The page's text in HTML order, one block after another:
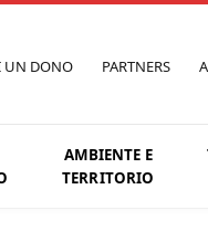
UN DONO PARTNERS
AMBIENTE E
TERRITORIO